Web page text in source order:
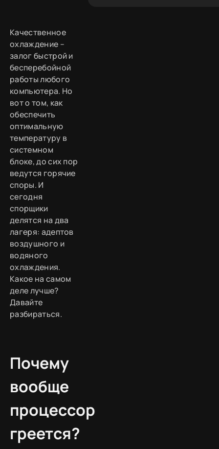
Качественное
охлаждение –
залог быстрой и
бесперебойной
работы любого
компьютера. Но
вот о том, как
обеспечить
оптимальную
температуру в
системном
блоке, до сих пор
ведутся горячие
споры. И
сегодня
спорщики
делятся на два
лагеря: адептов
воздушного и
водяного
охлаждения.
Какое на самом
деле лучше?
Давайте
разбираться.
Почему
вообще
процессор
греется?